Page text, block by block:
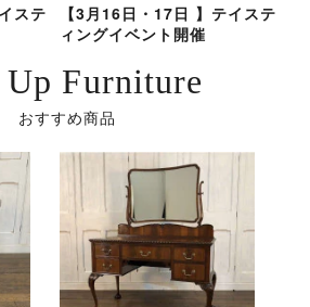
ステ
【3月16日・17日 】テイステ
ィングイベント開催
Furniture
おすすめ商品